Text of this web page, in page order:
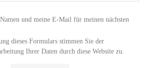
und meine E-Mail für meinen nächsten
dieses Formulars stimmen Sie der
Ihrer Daten durch diese Website zu.